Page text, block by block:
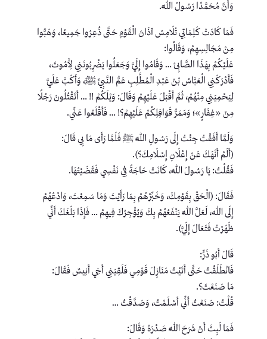
وَأَنَّ مُحَمَّدًا رَسُولُ اللَّهِ.
فَمَا كَادَتْ كَلِمَاتِي تُلَامِسُ آذَانَ الْقَوْمِ حَتَّى ذُعِرُوا جَمِيعًا، وَهَبُّوا
مِنْ مَجَالِسِهِمْ، وَقَالُوا:
عَلَيْكُمْ بِهَذَا الصَّابِئ … وَقَامُوا إِلَيَّ وَجَعَلُوا يَضْرِبُونَنِي لِأَمُوتَ،
فَأَدْرَكَنِي الْعَبَّاسُ بْنُ عَبْدِ الْمُطَّلِبِ عَمُّ النَّبِيِّ ﷺ، وَأَكَبَّ عَلَيَّ
لِيَحْمِيَنِي مِنْهُمْ، ثُمَّ أَقْبَلَ عَلَيْهِمْ وَقَالَ: وَيْلَكُمْ !! … أَتَقْتُلُونَ رَجُلًا
مِنْ «غِفَارٍ»؛ وَمَمَرُّ قَوَافِلِكُمْ عَلَيْهِمْ؟! … فَأَقْلَعُوا عَنِّي.
وَلَمَّا أَفَقْتُ جِئْتُ إِلَى رَسُولِ اللَّهِ ﷺ فَلَمَّا رَأَى مَا بِي قَالَ:
(أَلَمْ أَنْهَكَ عَنْ إِعْلَانِ إِسْلَامِكَ؟).
فَقُلْتُ: يَا رَسُولَ اللَّهِ، كَانَتْ حَاجَةً فِي نَفْسِي فَقَضَيْتُهَا.
فَقَالَ: (الْحَقْ بِقَوْمِكَ، وَخَبِّرْهُمْ بِمَا رَأَيْتَ وَمَا سَمِعْتَ، وَادْعُهُمْ
إِلَى اللهِ، لَعَلَّ اللَّهَ يَنْفَعُهُمْ بِكَ وَيُؤْجِرُكَ فِيهِمْ … فَإِذَا بَلَغَكَ أَنِّي
ظَهَرْتُ فَتَعَالَ إِلَيَّ).
قَالَ أَبُو ذَرٍّ:
فَانْطَلَقْتُ حَتَّى أَتَيْتُ مَنَازِلَ قَوْمِي فَلَقِيَنِي أَخِي أَنِيسٌ فَقَالَ:
مَا صَنَعْتَ؟.
قُلْتُ: صَنَعْتُ أَنِّي أَسْلَمْتُ، وَصَدَّقْتُ …
فَمَا لَبِثَ أَنْ شَرَحَ اللَّهُ صَدْرَهُ وَقَالَ: